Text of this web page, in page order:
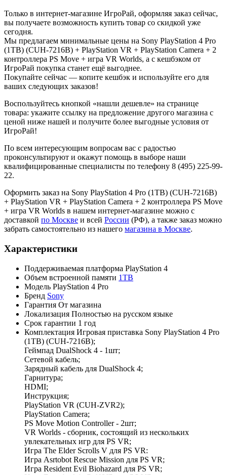
Только в интернет-магазине ИгроРай, оформляя заказ сейчас,
вы получаете возможность купить товар со скидкой уже
сегодня.
Мы предлагаем минимальные цены на Sony PlayStation 4 Pro
(1TB) (CUH-7216B) + PlayStation VR + PlayStation Camera + 2
контроллера PS Move + игра VR Worlds, а с кешбэком от
ИгроРай покупка станет ещё выгоднее.
Покупайте сейчас — копите кешбэк и используйте его для
ваших следующих заказов!
Воспользуйтесь кнопкой «нашли дешевле» на странице
товара: укажите ссылку на предложение другого магазина с
ценой ниже нашей и получите более выгодные условия от
ИгроРай!
По всем интересующим вопросам вас с радостью
проконсультируют и окажут помощь в выборе наши
квалифицированные специалисты по телефону 8 (495) 225-99-
22.
Оформить заказ на Sony PlayStation 4 Pro (1TB) (CUH-7216B)
+ PlayStation VR + PlayStation Camera + 2 контроллера PS Move
+ игра VR Worlds в нашем интернет-магазине можно с
доставкой по Москве и всей России (РФ), а также заказ можно
забрать самостоятельно из нашего магазина в Москве.
Характеристики
Поддерживаемая платформа PlayStation 4
Объем встроенной памяти 1TB
Модель PlayStation 4 Pro
Бренд Sony
Гарантия От магазина
Локализация Полностью на русском языке
Срок гарантии 1 год
Комплектация Игровая приставка Sony PlayStation 4 Pro
(1TB) (CUH-7216B);
Геймпад DualShock 4 - 1шт;
Сетевой кабель;
Зарядный кабель для DualShock 4;
Гарнитура;
HDMI;
Инструкция;
PlayStation VR (CUH-ZVR2);
PlayStation Camera;
PS Move Motion Controller - 2шт;
VR Worlds - сборник, состоящий из нескольких
увлекательных игр для PS VR;
Игра The Elder Scrolls V для PS VR:
Игра Asrtobot Rescue Mission для PS VR;
Игра Resident Evil Biohazard для PS VR;